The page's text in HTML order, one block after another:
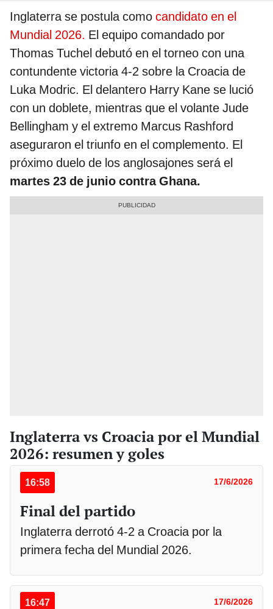
Inglaterra se postula como candidato en el
Mundial 2026. El equipo comandado por
Thomas Tuchel debutó en el torneo con una
contundente victoria 4-2 sobre la Croacia de
Luka Modric. El delantero Harry Kane se lució
con un doblete, mientras que el volante Jude
Bellingham y el extremo Marcus Rashford
aseguraron el triunfo en el complemento. El
próximo duelo de los anglosajones será el
martes 23 de junio contra Ghana.
Inglaterra vs Croacia por el Mundial
2026: resumen y goles
16:58 17/6/2026
Final del partido
Inglaterra derrotó 4-2 a Croacia por la
primera fecha del Mundial 2026.
16:47 17/6/2026